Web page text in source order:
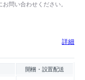
問い合わせください。
詳細
開梱・設置配送